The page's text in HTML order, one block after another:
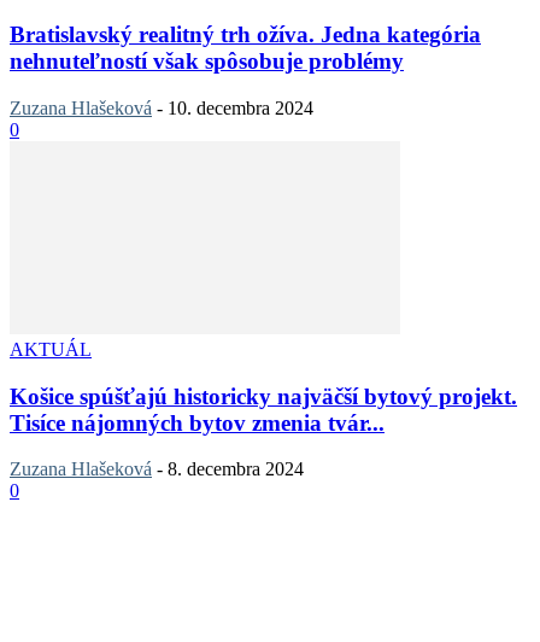
Bratislavský realitný trh ožíva. Jedna kategória
nehnuteľností však spôsobuje problémy
Zuzana Hlašeková - 10. decembra 2024
0
AKTUÁL
Košice spúšťajú historicky najväčší bytový projekt.
Tisíce nájomných bytov zmenia tvár...
Zuzana Hlašeková - 8. decembra 2024
0